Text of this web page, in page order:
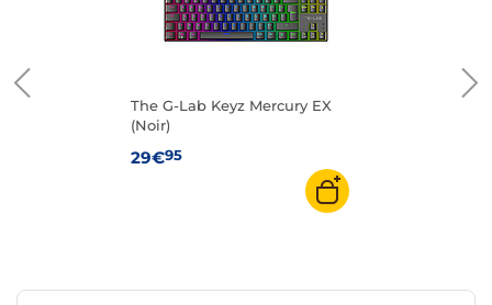
The G-Lab Keyz Mercury EX
(Noir)
29€95